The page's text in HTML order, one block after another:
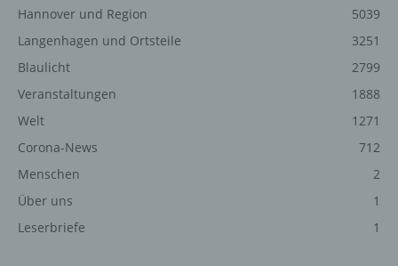
Hannover und Region
5039
Langenhagen und Ortsteile
3251
Blaulicht
2799
Veranstaltungen
1888
Welt
1271
Corona-News
712
Menschen
2
Über uns
1
Leserbriefe
1
zugreifenden Systems und (8) sonstige ähnliche Daten
Angriffen auf unsere informationstechnologischen
Systeme dienen.
Bei der Nutzung dieser allgemeinen Daten und
Informationen ziehen wird keine Rückschlüsse auf die
benötigt, um (1) die Inhalte unserer Internetseite korrekt
auszuliefern, (2) die Inhalte unserer Internetseite sowie
Systeme und der Technik unserer Internetseite zu